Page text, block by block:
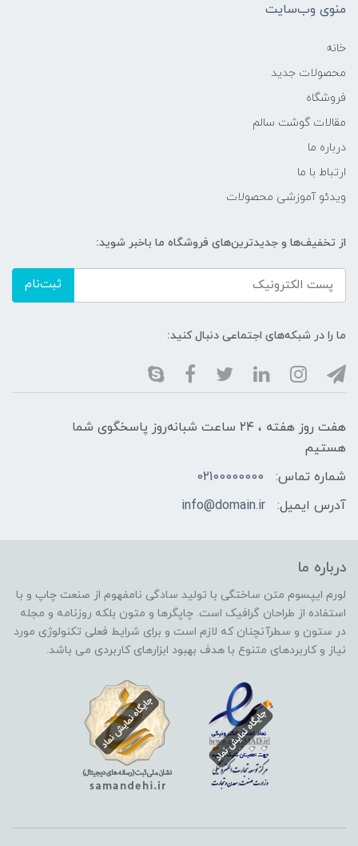
منوی وب‌سایت
خانه
محصولات جدید
فروشگاه
مقالات گوشت سالم
درباره ما
ارتباط با ما
ویدئو آموزشی محصولات
از تخفیف‌ها و جدیدترین‌های فروشگاه ما باخبر شوید:
ثبت‌نام
ما را در شبکه‌های اجتماعی دنبال کنید:
هفت روز هفته ، ۲۴ ساعت شبانه‌روز پاسخگوی شما
هستیم
شماره تماس:
02100000000
آدرس ایمیل:
info@domain.ir
درباره ما
لورم ایپسوم متن ساختگی با تولید سادگی نامفهوم از صنعت چاپ و با
استفاده از طراحان گرافیک است. چاپگرها و متون بلکه روزنامه و مجله
در ستون و سطرآنچنان که لازم است و برای شرایط فعلی تکنولوژی مورد
نیاز و کاربردهای متنوع با هدف بهبود ابزارهای کاربردی می باشد.